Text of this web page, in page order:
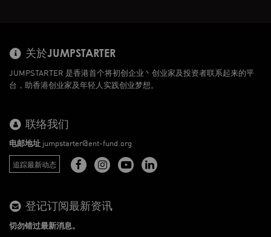
关於JUMPSTARTER
JUMPSTARTER 是香港首个将初创企业丶创业家及投资者联系起来的平
台，助香港创业家及年轻人实践创业梦想。
联络我们
电邮地址 jumpstarter@ent-fund.org
追踪最新动态
登记订阅最新资讯
切勿错过最新消息。